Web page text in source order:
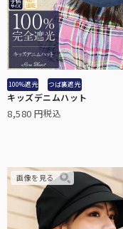
ショートの次に大きく、
お顔周りにしっかりと
日光過敏症の方のお声か
目からの紫外線もお肌の
日傘メーカーの経験値を
100%遮光 つば裏遮光
キッズデニムハット
8,580 税込